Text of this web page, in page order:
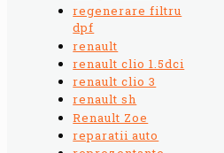
regenerare filtru
dpf
renault
renault clio 1.5dci
renault clio 3
renault sh
Renault Zoe
reparatii auto